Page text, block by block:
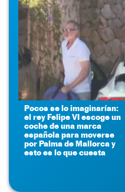
Pocos se lo imaginarían:
el rey Felipe VI escoge un
coche de una marca
española para moverse
por Palma de Mallorca y
esto es lo que cuesta